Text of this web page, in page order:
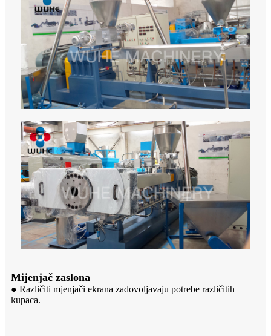
Mijenjač zaslona
● Različiti mjenjači ekrana zadovoljavaju potrebe različitih
kupaca.